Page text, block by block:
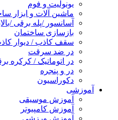
یونولیت و فوم
ماشین آلات و ابزار
آسانسور /پله برقی /
بازسازی ساختمان
سقف کاذب / دیوار
در ضد سرقت
در اتوماتیک / کرکره
در و پنجره
دکوراسیون
آموزشی
آموزش موسیقی
آموزش کامپیوتر